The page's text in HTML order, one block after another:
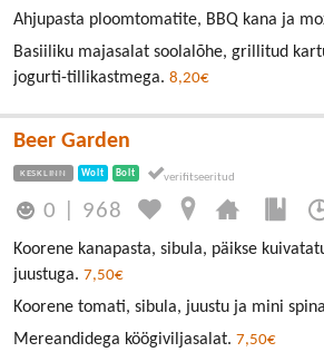
Ahjupasta ploomtomatite, BBQ kana ja
Basiiliku majasalat soolalõhe, grillitud
jogurti-tillikastmega. 8,20€
Beer Garden
KESKLINN Wolt Bolt
0 968
Koorene kanapasta, sibula, päikse
juustuga. 7,50€
Koorene tomati, sibula, juustu ja mini
Mereandidega köögiviljasalat. 7,50€